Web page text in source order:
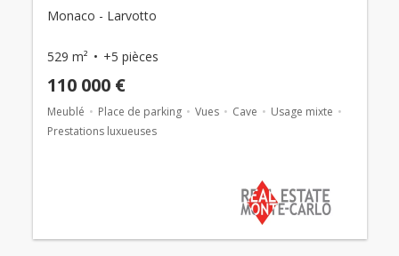
Monaco - Larvotto
529 m² +5 pièces
110 000 €
Meublé Place de parking Vues Cave
Usage mixte
Prestations luxueuses